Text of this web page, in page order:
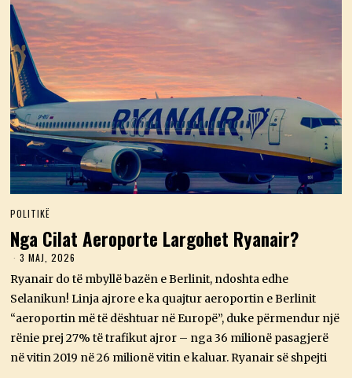
POLITIKË
Nga Cilat Aeroporte Largohet Ryanair?
3 MAJ, 2026
A
J
2
0
2
6
Ryanair do të mbyllë bazën e Berlinit, ndoshta edhe
Selanikun! Linja ajrore e ka quajtur aeroportin e Berlinit
“aeroportin më të dështuar në Europë”, duke përmendur një
rënie prej 27% të trafikut ajror – nga 36 milionë pasagjerë
në vitin 2019 në 26 milionë vitin e kaluar. Ryanair së shpejti